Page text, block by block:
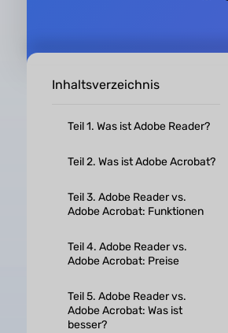
Inhaltsverzeichnis
Teil 1. Was ist Adobe Reader?
Teil 2. Was ist Adobe Acrobat?
Teil 3. Adobe Reader vs.
Adobe Acrobat: Funktionen
Teil 4. Adobe Reader vs.
Adobe Acrobat: Preise
Teil 5. Adobe Reader vs.
Adobe Acrobat: Was ist
besser?